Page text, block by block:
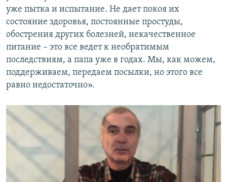
уже пытка и испытание. Не дает покоя их
состояние здоровья, постоянные простуды,
обострения других болезней, некачественное
питание – это все ведет к необратимым
последствиям, а папа уже в годах. Мы, как можем,
поддерживаем, передаем посылки, но этого все
равно недостаточно».